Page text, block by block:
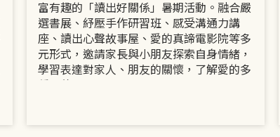
富有趣的「讀出好關係」暑期活動。融合嚴
選書展、紓壓手作研習班、感受溝通力講
座、讀出心聲故事屋、愛的真諦電影院等多
元形式，邀請家長與小朋友探索自身情緒，
學習表達對家人、朋友的關懷，了解愛的多